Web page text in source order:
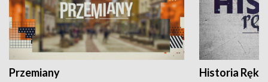
Przemiany Historia Ręką